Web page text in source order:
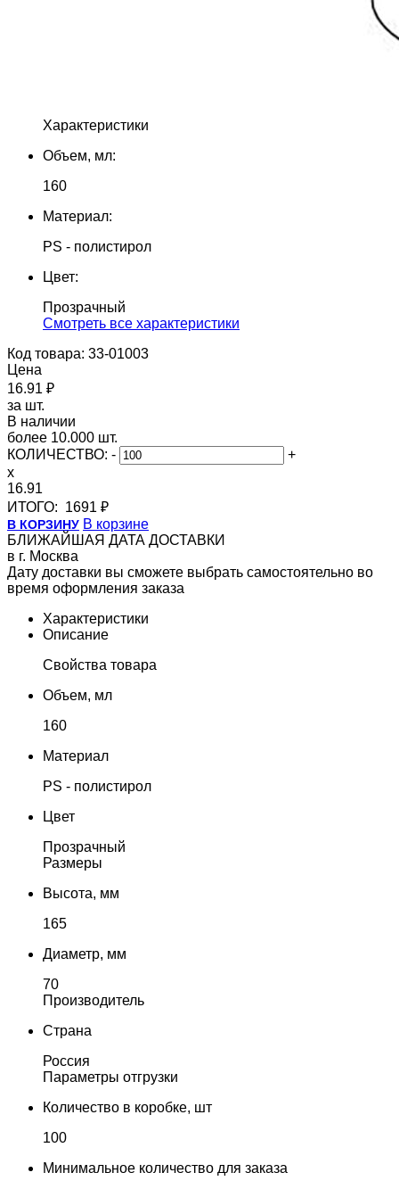
Характеристики
Объем, мл:
160
Материал:
PS - полистирол
Цвет:
Прозрачный
Cмотреть все характеристики
Код товара: 33-01003
Цена
16.91 ₽
за шт.
В наличии
более 10.000 шт.
КОЛИЧЕСТВО: -
+
x
16.91
ИТОГО: 1691 ₽
В КОРЗИНУ В корзине
БЛИЖАЙШАЯ ДАТА ДОСТАВКИ
в г. Москва
Дату доставки вы сможете выбрать самостоятельно во
время оформления заказа
Характеристики
Описание
Свойства товара
Объем, мл
160
Материал
PS - полистирол
Цвет
Прозрачный
Размеры
Высота, мм
165
Диаметр, мм
70
Производитель
Страна
Россия
Параметры отгрузки
Количество в коробке, шт
100
Минимальное количество для заказа